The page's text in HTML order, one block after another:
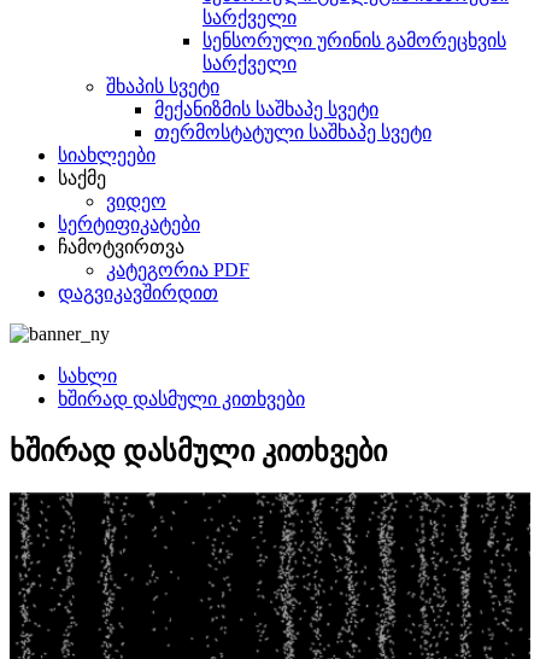
სარქველი
სენსორული ურინის გამორეცხვის
სარქველი
შხაპის სვეტი
მექანიზმის საშხაპე სვეტი
თერმოსტატული საშხაპე სვეტი
სიახლეები
საქმე
ვიდეო
სერტიფიკატები
ჩამოტვირთვა
კატეგორია PDF
დაგვიკავშირდით
სახლი
ხშირად დასმული კითხვები
ხშირად დასმული კითხვები